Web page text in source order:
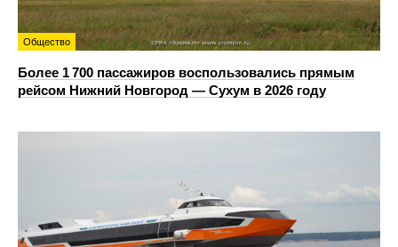
Общество
Более 1 700 пассажиров воспользовались прямым
рейсом Нижний Новгород — Сухум в 2026 году